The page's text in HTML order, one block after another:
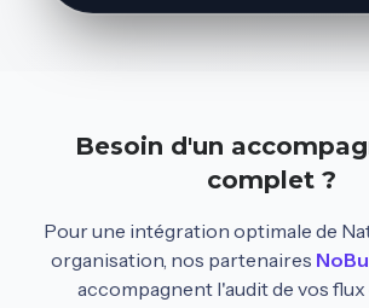
Besoin d'un
complet ?
Pour une intégration optimale de
organisation, nos partenaires
accompagnent l'audit de vos flux